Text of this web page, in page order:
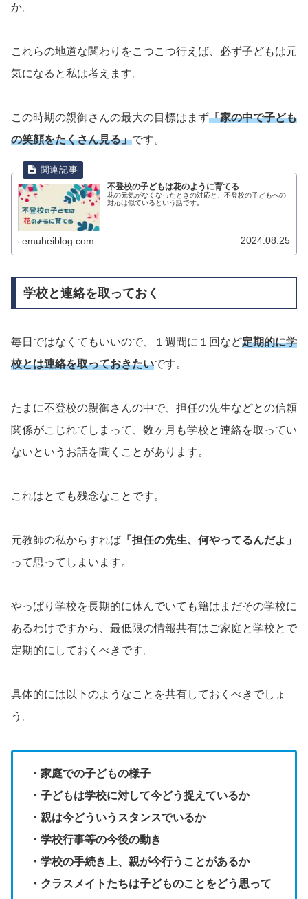
か。
これらの地道な関わりをこつこつ行えば、必ず子どもは元
気になると私は考えます。
この時期の親御さんの最大の目標はまず「家の中で子ども
の笑顔をたくさん見る」です。
不登校の子どもは花のように育てる
花の元気がなくなったときの対応と、不登校の子どもへの
対応は似ているという話です。
emuheiblog.com 2024.08.25
学校と連絡を取っておく
毎日ではなくてもいいので、１週間に１回など定期的に学
校とは連絡を取っておきたいです。
たまに不登校の親御さんの中で、担任の先生などとの信頼
関係がこじれてしまって、数ヶ月も学校と連絡を取ってい
ないというお話を聞くことがあります。
これはとても残念なことです。
元教師の私からすれば 「担任の先生、何やってるんだよ」
って思ってしまいます。
やっぱり学校を長期的に休んでいても籍はまだその学校に
あるわけですから、最低限の情報共有はご家庭と学校とで
定期的にしておくべきです。
具体的には以下のようなことを共有しておくべきでしょ
う。
・家庭での子どもの様子
・子どもは学校に対して今どう捉えているか
・親は今どういうスタンスでいるか
・学校行事等の今後の動き
・学校の手続き上、親が今行うことがあるか
・クラスメイトたちは子どものことをどう思って